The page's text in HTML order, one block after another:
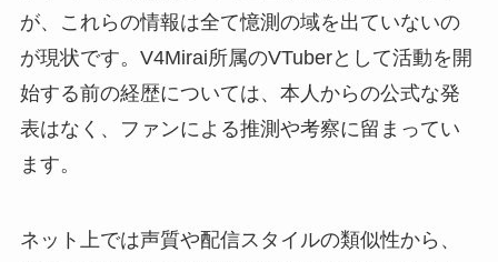
が、これらの情報は全て憶測の域を出ていないの
が現状です。V4Mirai所属のVTuberとして活動を開
始する前の経歴については、本人からの公式な発
表はなく、ファンによる推測や考察に留まってい
ます。
ネット上では声質や配信スタイルの類似性から、